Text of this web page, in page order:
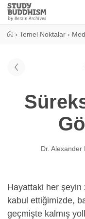
Close
Study
Buddhism
› Temel Noktalar ›
Dr. Alexander
Hayattaki her şeyin
kabul ettiğimizde,
geçmişte kalmış